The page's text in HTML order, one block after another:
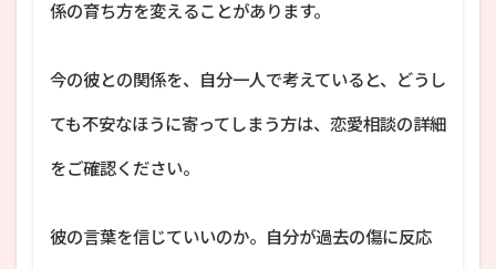
係の育ち方を変えることがあります。
今の彼との関係を、自分一人で考えていると、どうし
ても不安なほうに寄ってしまう方は、恋愛相談の詳細
をご確認ください。
彼の言葉を信じていいのか。自分が過去の傷に反応